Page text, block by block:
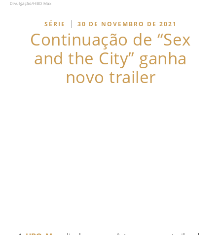
Divulgação/HBO Max
SÉRIE | 30 DE NOVEMBRO DE 2021
Continuação de “Sex
and the City” ganha
novo trailer